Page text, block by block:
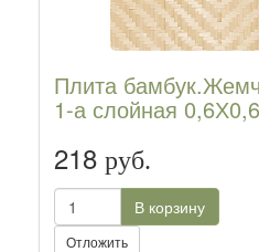
Плита
1-а слойная
218 руб.
В корзину
Отложить